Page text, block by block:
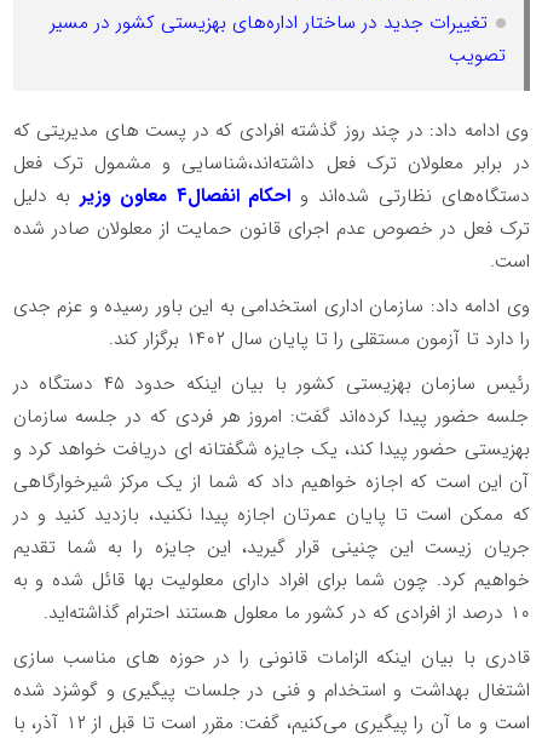
تغییرات جدید در ساختار اداره‌های بهزیستی کشور در مسیر
تصویب
وی ادامه داد: در چند روز گذشته افرادی که در پست های مدیریتی که
در برابر معلولان ترک فعل داشته‌اند،شناسایی و مشمول ترک فعل
دستگاه‌های نظارتی شده‌اند و احکام انفصال۴ معاون وزیر
به دلیل
ترک فعل در خصوص عدم اجرای قانون حمایت از معلولان صادر شده
است.
‌وی ادامه داد: سازمان اداری استخدامی به این باور رسیده و عزم جدی
را دارد تا آزمون مستقلی را تا پایان سال ۱۴۰۲ برگزار کند.
رئیس سازمان بهزیستی کشور با بیان اینکه حدود ۴۵ دستگاه در
جلسه حضور پیدا کرده‌اند گفت: امروز هر فردی که در جلسه سازمان
بهزیستی حضور پیدا کند، یک جایزه شگفتانه ای دریافت خواهد کرد و
آن این است که اجازه خواهیم داد که شما از یک مرکز شیرخوارگاهی
که ممکن است تا پایان عمرتان اجازه پیدا نکنید، بازدید کنید و در
جریان زیست این چنینی قرار گیرید، این جایزه را به شما تقدیم
خواهیم کرد. چون شما برای افراد دارای معلولیت بها قائل شده و به
۱۰ درصد از افرادی که در کشور ما معلول هستند احترام گذاشته‌اید.
قادری با بیان اینکه الزامات قانونی را در حوزه های مناسب سازی
اشتغال بهداشت و استخدام و فنی در جلسات پیگیری و گوشزد شده
است و ما آن را پیگیری می‌کنیم، گفت: مقرر است تا قبل از ۱۲ آذر، با